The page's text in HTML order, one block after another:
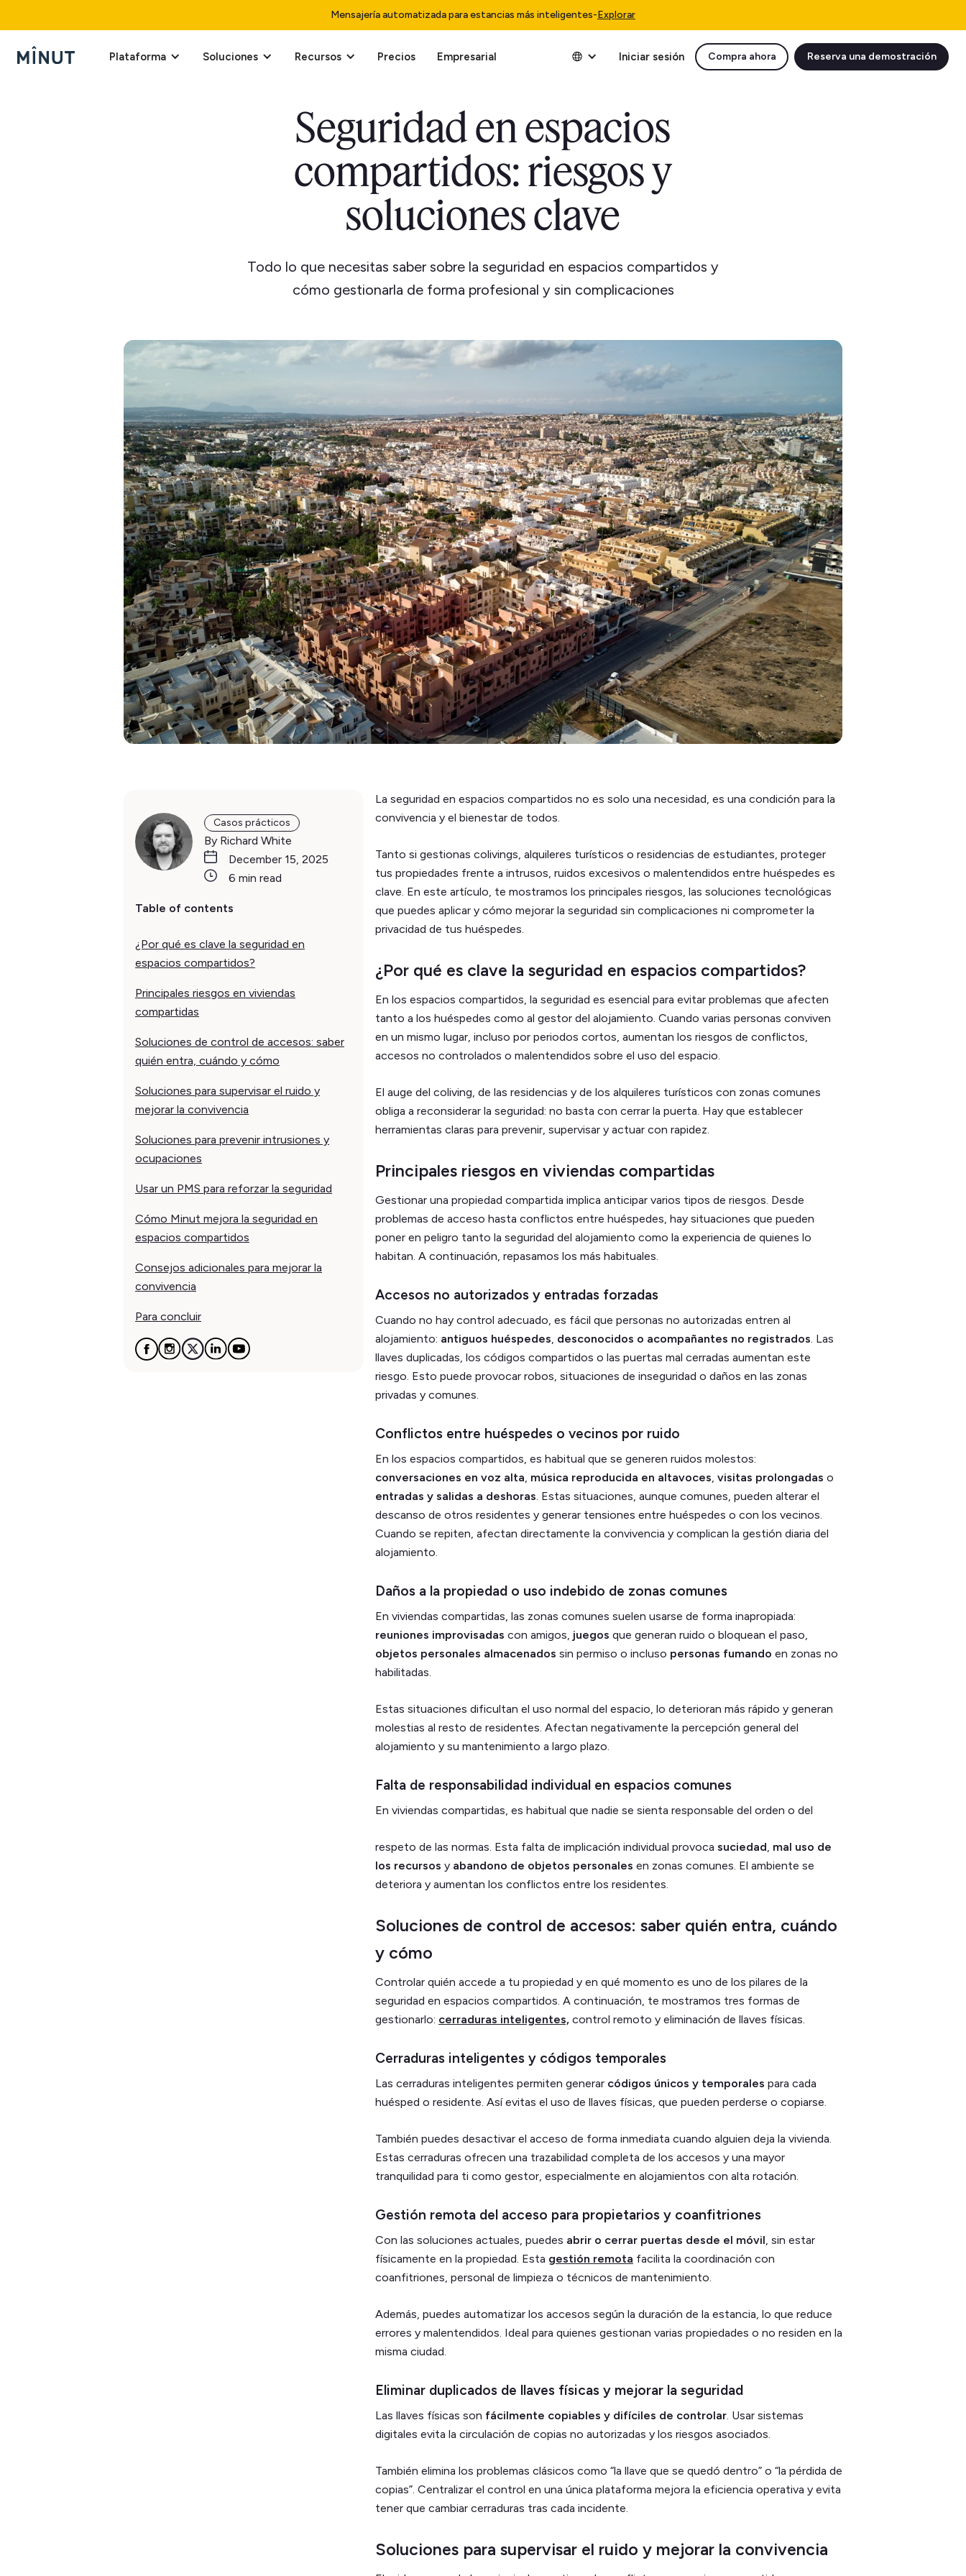
Mensajería automatizada para estancias más inteligentes-Explorar
Plataforma Soluciones Recursos Precios Empresarial Iniciar sesión Compra ahora Reserva una demostración
Seguridad en espacios
compartidos: riesgos y
soluciones clave
Todo lo que necesitas saber sobre la seguridad en espacios compartidos y
cómo gestionarla de forma profesional y sin complicaciones
Casos prácticos
By Richard White
December 15, 2025
6 min read
Table of contents
¿Por qué es clave la seguridad en
espacios compartidos?
Principales riesgos en viviendas
compartidas
Soluciones de control de accesos: saber
quién entra, cuándo y cómo
Soluciones para supervisar el ruido y
mejorar la convivencia
Soluciones para prevenir intrusiones y
ocupaciones
Usar un PMS para reforzar la seguridad
Cómo Minut mejora la seguridad en
espacios compartidos
Consejos adicionales para mejorar la
convivencia
Para concluir
La seguridad en espacios compartidos no es solo una necesidad, es una condición para la
convivencia y el bienestar de todos.
Tanto si gestionas colivings, alquileres turísticos o residencias de estudiantes, proteger
tus propiedades frente a intrusos, ruidos excesivos o malentendidos entre huéspedes es
clave. En este artículo, te mostramos los principales riesgos, las soluciones tecnológicas
que puedes aplicar y cómo mejorar la seguridad sin complicaciones ni comprometer la
privacidad de tus huéspedes.
¿Por qué es clave la seguridad en espacios compartidos?
En los espacios compartidos, la seguridad es esencial para evitar problemas que afecten
tanto a los huéspedes como al gestor del alojamiento. Cuando varias personas conviven
en un mismo lugar, incluso por periodos cortos, aumentan los riesgos de conflictos,
accesos no controlados o malentendidos sobre el uso del espacio.
El auge del coliving, de las residencias y de los alquileres turísticos con zonas comunes
obliga a reconsiderar la seguridad: no basta con cerrar la puerta. Hay que establecer
herramientas claras para prevenir, supervisar y actuar con rapidez.
Principales riesgos en viviendas compartidas
Gestionar una propiedad compartida implica anticipar varios tipos de riesgos. Desde
problemas de acceso hasta conflictos entre huéspedes, hay situaciones que pueden
poner en peligro tanto la seguridad del alojamiento como la experiencia de quienes lo
habitan. A continuación, repasamos los más habituales.
Accesos no autorizados y entradas forzadas
Cuando no hay control adecuado, es fácil que personas no autorizadas entren al
alojamiento: antiguos huéspedes desconocidos o acompañantes no registrados . Las
llaves duplicadas, los códigos compartidos o las puertas mal cerradas aumentan este
riesgo. Esto puede provocar robos, situaciones de inseguridad o daños en las zonas
privadas y comunes.
Conflictos entre huéspedes o vecinos por ruido
En los espacios compartidos, es habitual que se generen ruidos molestos:
conversaciones en voz alta música reproducida en altavoces visitas prolongadas o
entradas y salidas a deshoras . Estas situaciones, aunque comunes, pueden alterar el
descanso de otros residentes y generar tensiones entre huéspedes o con los vecinos.
Cuando se repiten, afectan directamente la convivencia y complican la gestión diaria del
alojamiento.
Daños a la propiedad o uso indebido de zonas comunes
En viviendas compartidas, las zonas comunes suelen usarse de forma inapropiada:
reuniones improvisadas con amigos, juegos que generan ruido o bloquean el paso,
objetos personales almacenados sin permiso o incluso personas fumando en zonas no
habilitadas.
Estas situaciones dificultan el uso normal del espacio, lo deterioran más rápido y generan
molestias al resto de residentes. Afectan negativamente la percepción general del
alojamiento y su mantenimiento a largo plazo.
Falta de responsabilidad individual en espacios comunes
En viviendas compartidas, es habitual que nadie se sienta responsable del orden o del
respeto de las normas. Esta falta de implicación individual provoca suciedad mal uso de
los recursos y abandono de objetos personales en zonas comunes. El ambiente se
deteriora y aumentan los conflictos entre los residentes.
Soluciones de control de accesos: saber quién entra, cuándo
y cómo
Controlar quién accede a tu propiedad y en qué momento es uno de los pilares de la
seguridad en espacios compartidos. A continuación, te mostramos tres formas de
gestionarlo: cerraduras inteligentes, control remoto y eliminación de llaves físicas.
Cerraduras inteligentes y códigos temporales
Las cerraduras inteligentes permiten generar códigos únicos y temporales para cada
huésped o residente. Así evitas el uso de llaves físicas, que pueden perderse o copiarse.
También puedes desactivar el acceso de forma inmediata cuando alguien deja la vivienda.
Estas cerraduras ofrecen una trazabilidad completa de los accesos y una mayor
tranquilidad para ti como gestor, especialmente en alojamientos con alta rotación.
Gestión remota del acceso para propietarios y coanfitriones
Con las soluciones actuales, puedes abrir o cerrar puertas desde el móvil , sin estar
físicamente en la propiedad. Esta gestión remota facilita la coordinación con
coanfitriones, personal de limpieza o técnicos de mantenimiento.
Además, puedes automatizar los accesos según la duración de la estancia, lo que reduce
errores y malentendidos. Ideal para quienes gestionan varias propiedades o no residen en la
misma ciudad.
Eliminar duplicados de llaves físicas y mejorar la seguridad
Las llaves físicas son fácilmente copiables y difíciles de controlar . Usar sistemas
digitales evita la circulación de copias no autorizadas y los riesgos asociados.
También elimina los problemas clásicos como “la llave que se quedó dentro” o “la pérdida de
copias”. Centralizar el control en una única plataforma mejora la eficiencia operativa y evita
tener que cambiar cerraduras tras cada incidente.
Soluciones para supervisar el ruido y mejorar la convivencia